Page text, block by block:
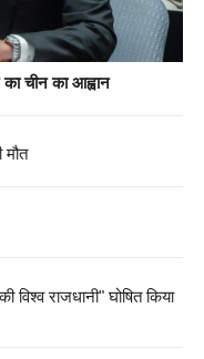
चीन का आह्वान
मौत
राजधानी" घोषित किया